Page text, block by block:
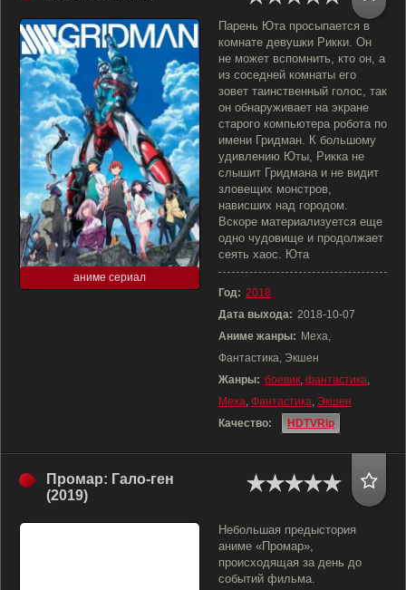
аниме сериал
Парень Юта просыпается в
комнате девушки Рикки. Он
не может вспомнить, кто он, а
из соседней комнаты его
зовет таинственный голос, так
он обнаруживает на экране
старого компьютера робота по
имени Гридман. К большому
удивлению Юты, Рикка не
слышит Гридмана и не видит
зловещих монстров,
нависших над городом.
Вскоре материализуется еще
одно чудовище и продолжает
сеять хаос. Юта
Год: 2018
Дата выхода: 2018-10-07
Аниме жанры: Меха,
Фантастика, Экшен
Жанры: боевик, фантастика,
Меха, Фантастика, Экшен
Качество:
HDTVRip
Промар: Гало-ген
(2019)
Небольшая предыстория
аниме «Промар»,
происходящая за день до
событий фильма.